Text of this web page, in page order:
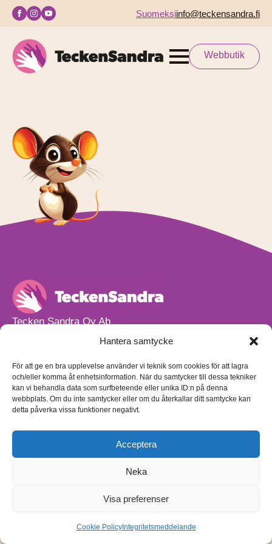
Hantera samtycke
För att ge en bra upplevelse använder vi teknik som cookies för att lagra
och/eller komma åt enhetsinformation. När du samtycker till dessa tekniker
kan vi behandla data som surfbeteende eller unika ID:n på denna
webbplats. Om du inte samtycker eller om du återkallar ditt samtycke kan
detta påverka vissa funktioner negativt.
Acceptera
Neka
Visa preferenser
Cookie PolicyIntegritetsmeddelande
Suomeksiinfo@teckensandra.fi
Webbutik
Tecken Sandra Oy Ab
info@teckensandra.fi
Vårt verksamhetsutrymme HÖRNAN ligger i Sibbo.
Torpvägen 9 B 13,
01150 Söderkulla
Beställnings- och leveransvillkor
Sekretesspolicy
(på finska)